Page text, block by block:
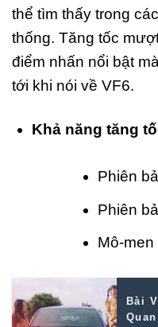
thể tìm thấy trong
thống. Tăng tốc
điểm nhấn nổi bật
tới khi nói về VF6.
Khả năng tăng
Phiên
Phiên
Mô-
Bài